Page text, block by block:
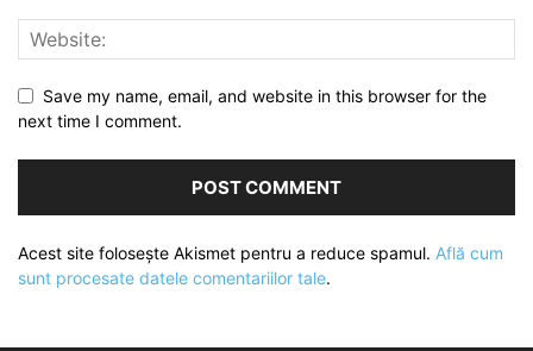
Save my name, email, and website in this browser for the
next time I comment.
Acest site folosește Akismet pentru a reduce spamul. Află cum
sunt procesate datele comentariilor tale.